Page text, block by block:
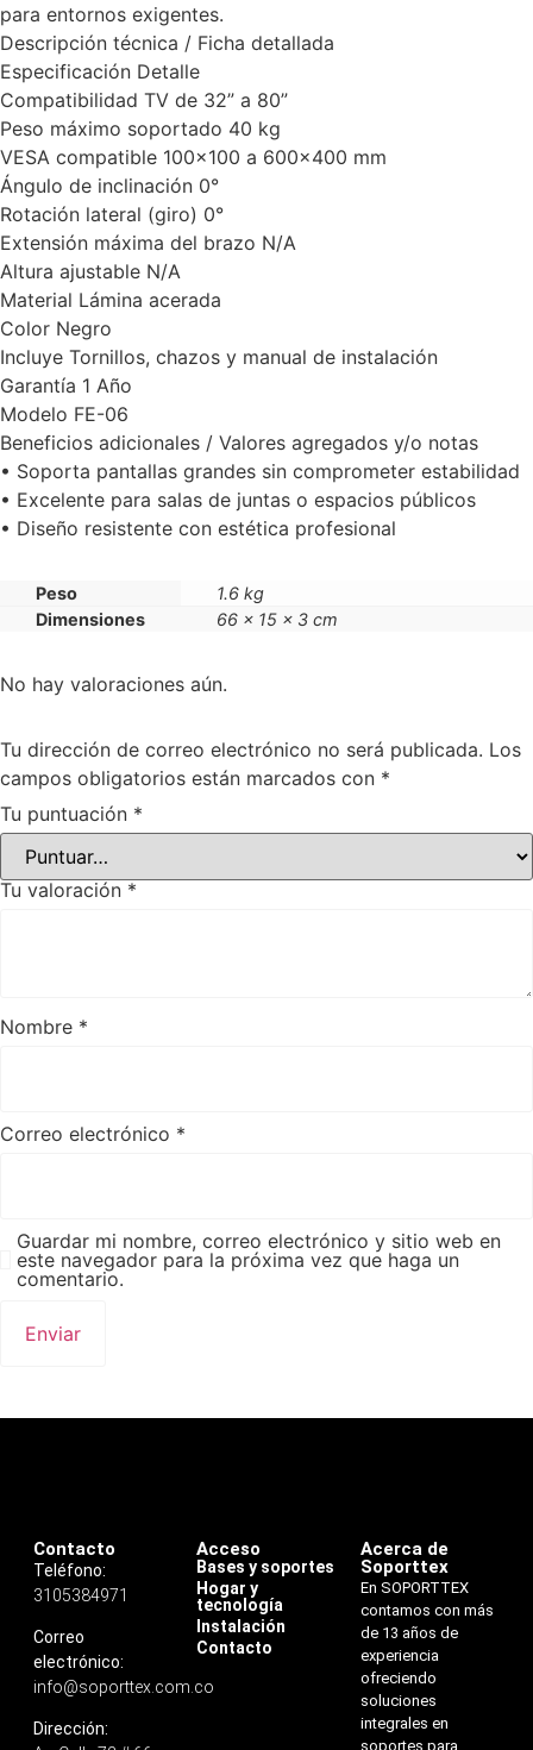
para entornos exigentes.
Descripción técnica / Ficha detallada
Especificación Detalle
Compatibilidad TV de 32” a 80”
Peso máximo soportado 40 kg
VESA compatible 100×100 a 600×400 mm
Ángulo de inclinación 0°
Rotación lateral (giro) 0°
Extensión máxima del brazo N/A
Altura ajustable N/A
Material Lámina acerada
Color Negro
Incluye Tornillos, chazos y manual de instalación
Garantía 1 Año
Modelo FE-06
Beneficios adicionales / Valores agregados y/o notas
• Soporta pantallas grandes sin comprometer estabilidad
• Excelente para salas de juntas o espacios públicos
• Diseño resistente con estética profesional
Peso
1.6 kg
Dimensiones
66 × 15 × 3 cm
No hay valoraciones aún.
Tu dirección de correo electrónico no será publicada. Los
campos obligatorios están marcados con *
Tu puntuación *
Tu valoración *
Nombre *
Correo electrónico *
Guardar mi nombre, correo electrónico y sitio web en
este navegador para la próxima vez que haga un
comentario.
Contacto
Teléfono:
3105384971
Correo
electrónico:
info@soporttex.com.co
Dirección:
Acceso
Bases y soportes
Hogar y
tecnología
Instalación
Contacto
Acerca de
Soporttex
En SOPORTTEX
contamos con más
de 13 años de
experiencia
ofreciendo
soluciones
integrales en
soportes para